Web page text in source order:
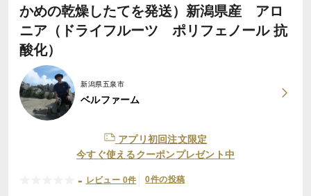
かめの乾燥したてを発送）新潟県産 アロ
ニア（ドライフルーツ ポリフェノール 抗
酸化）
新潟県五泉市
ベルファーム
アプリ初回注文限定
今すぐ使えるクーポンプレゼント中
- レビュー 0件 0件の投稿